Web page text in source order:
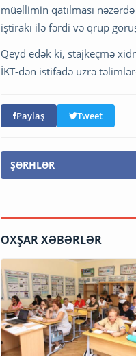
müəllimin qatılması
iştirakı ilə fərdi və qrup
Qeyd edək ki, stajkeçmə
İKT-dən istifadə üzrə
Paylaş Tweet
ŞƏRHLƏR
OXŞAR XƏBƏRLƏR